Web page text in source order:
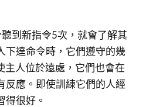
到新指令5次，就會了解其
下達命令時，它們遵守的幾
主人位於遠處，它們也會在
反應。即使訓練它們的人經
得很好。